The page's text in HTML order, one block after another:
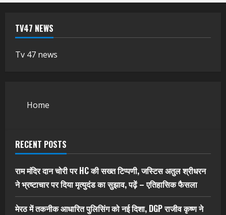
TV47 NEWS
Tv 47 news
Home
RECENT POSTS
राम मंदिर दान चोरी पर HC की सख्त टिप्पणी, जस्टिस अतुल श्रीधरन
ने भ्रष्टाचार पर द‍िया मृत्युदंड का सुझाव, पढ़ें – एत‍िहास‍िक फैसला
मेरठ में तकनीक आधारित पुलिसिंग को नई दिशा, DGP राजीव कृष्ण ने